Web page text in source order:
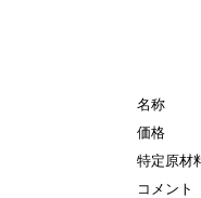
名称
価格
特定原材
コメント